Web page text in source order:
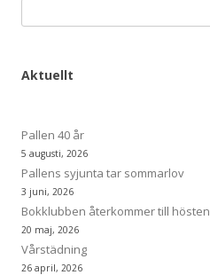
efter:
Aktuellt
Pallen 40 år
5 augusti, 2026
Pallens syjunta tar sommarlov
3 juni, 2026
Bokklubben återkommer till hösten
20 maj, 2026
Vårstädning
26 april, 2026